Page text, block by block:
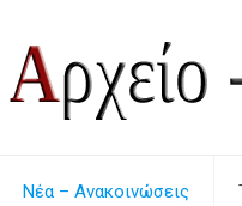
Νέα – Ανακοινώσεις